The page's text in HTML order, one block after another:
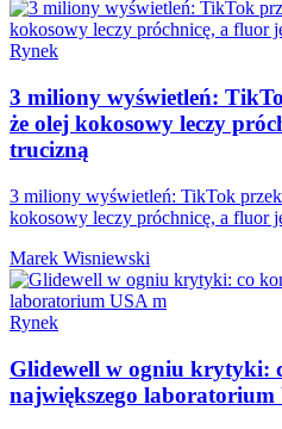
Rynek
3 miliony wyświetleń:
że olej kokosowy leczy
trucizną
3 miliony wyświetleń: TikTok
kokosowy leczy próchnicę, a fluor
Marek Wisniewski
Rynek
Glidewell w ogniu krytyki:
największego laboratorium